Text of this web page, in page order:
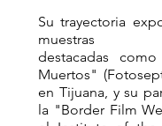
Su trayectoria
muestras
destacadas
Muertos"
en Tijuana, y su
la "Border Film